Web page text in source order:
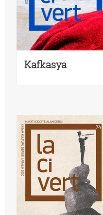
Kafkasya